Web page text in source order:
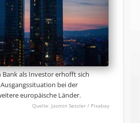
als Investor erhofft sich
bei der
europäische Länder.
Jasmin Sessler / Pixabay